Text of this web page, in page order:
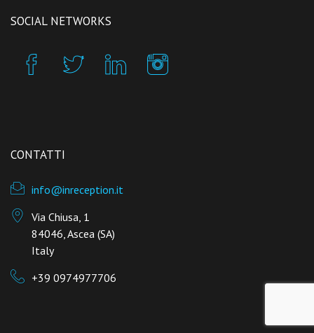
SOCIAL NETWORKS
CONTATTI
info@inreception.it
Via Chiusa, 1
84046, Ascea (SA)
Italy
+39 0974977706